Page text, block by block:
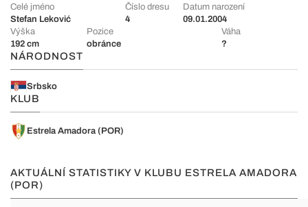
Celé jméno
Stefan Leković
Číslo dresu
4
Datum narození
09.01.2004
Výška
192 cm
Pozice
obránce
Váha
?
NÁRODNOST
Srbsko
KLUB
Estrela Amadora (POR)
AKTUÁLNÍ STATISTIKY V KLUBU ESTRELA AMADORA
(POR)